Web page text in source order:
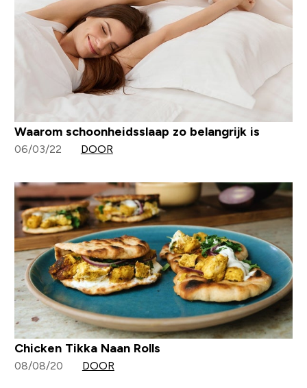
Waarom schoonheidsslaap zo belangrijk is
06/03/22 DOOR
Chicken Tikka Naan Rolls
08/08/20 DOOR